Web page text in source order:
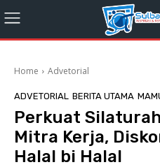
Home Advetorial
ADVETORIAL BERITA UTAMA
Perkuat
Mitra Kerja,
Halal bi Halal